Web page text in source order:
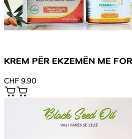
KREM PËR EKZEMËN ME
CHF 9.90